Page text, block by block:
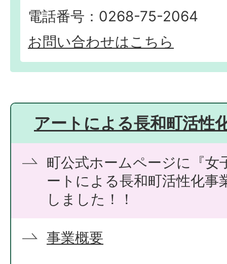
電話番号：0268-75-2064
お問い合わせはこちら
アートによる長和町活性
町公式ホームページに『女
ートによる長和町活性化事
しました！！
事業概要